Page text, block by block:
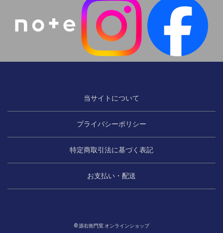
当サイトについて
プライバシーポリシー
特定商取引法に基づく表記
お支払い・配送
© 源右衛門窯 オンラインショップ